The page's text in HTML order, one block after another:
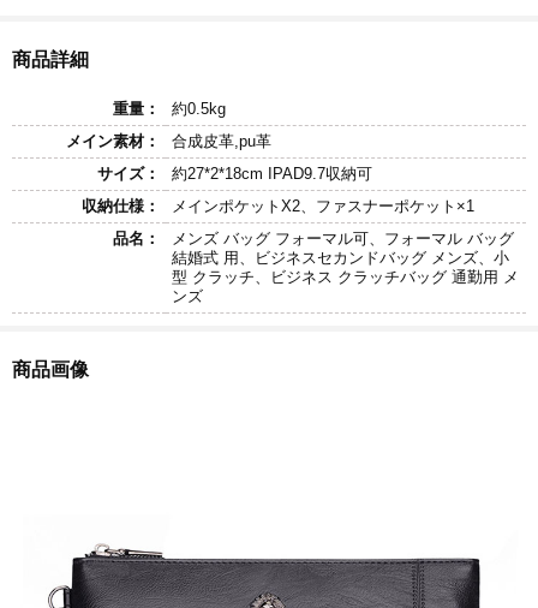
商品詳細
重量：
約0.5kg
メイン素材：
合成皮革,pu革
サイズ：
約27*2*18cm IPAD9.7収納可
収納仕様：
メインポケットX2、ファスナーポケット×1
品名：
メンズ バッグ フォーマル可、フォーマル バッグ
結婚式 用、ビジネスセカンドバッグ メンズ、小
型 クラッチ、ビジネス クラッチバッグ 通勤用 メ
ンズ
商品画像